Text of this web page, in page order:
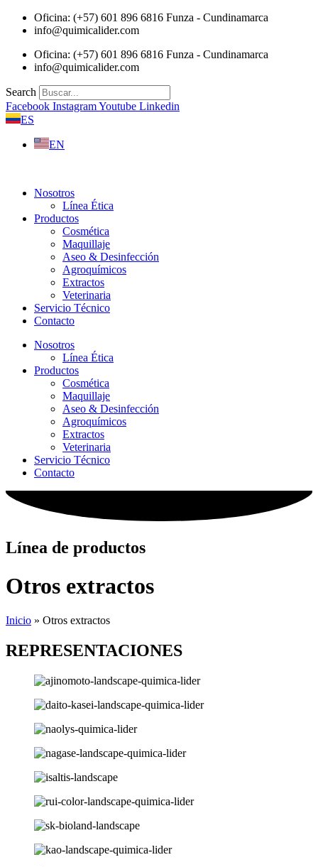
Saltar
Oficina: (+57) 601 896 6816 Funza - Cundinamarca
info@quimicalider.com
Oficina: (+57) 601 896 6816 Funza - Cundinamarca
info@quimicalider.com
Search
Facebook InstagramYoutube Linkedin
ES
EN
Nosotros
Línea Ética
Productos
Cosmética
Maquillaje
Aseo & Desinfección
Agroquímicos
Extractos
Veterinaria
Servicio Técnico
Contacto
Nosotros
Línea Ética
Productos
Cosmética
Maquillaje
Aseo & Desinfección
Agroquímicos
Extractos
Veterinaria
Servicio Técnico
Contacto
Línea de productos
Otros extractos
Inicio » Otros extractos
REPRESENTACIONES